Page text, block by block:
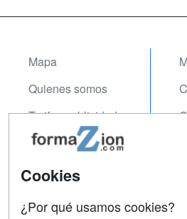
Mapa
Quienes somos
Tarifas publicidad
Acceso Usuarios
Acceso Centros
Cookies
¿Por qué usamos cookies?